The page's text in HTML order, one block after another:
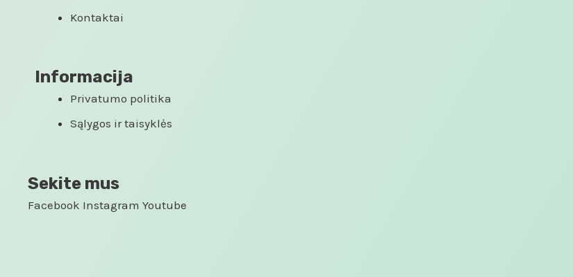
Kontaktai
Informacija
Privatumo politika
Sąlygos ir taisyklės
Sekite mus
Facebook Instagram Youtube